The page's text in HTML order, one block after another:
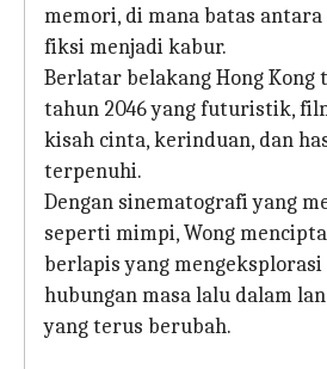
memori, di mana batas
fiksi menjadi kabur.
Berlatar belakang Hong Kong
tahun 2046 yang futuristik,
kisah cinta, kerinduan, dan
terpenuhi.
Dengan sinematografi yang
seperti mimpi, Wong
berlapis yang
hubungan masa lalu dalam
yang terus berubah.